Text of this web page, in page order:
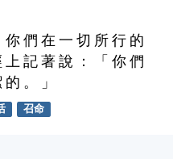
們 在 一 切 所 行 的
記 著 說 ： 「 你 們
。 」
召命